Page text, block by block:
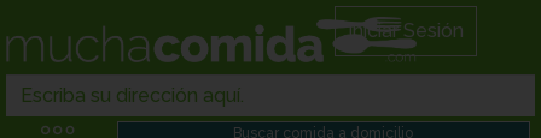
Iniciar Sesión